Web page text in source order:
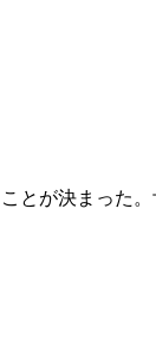
とが決まった